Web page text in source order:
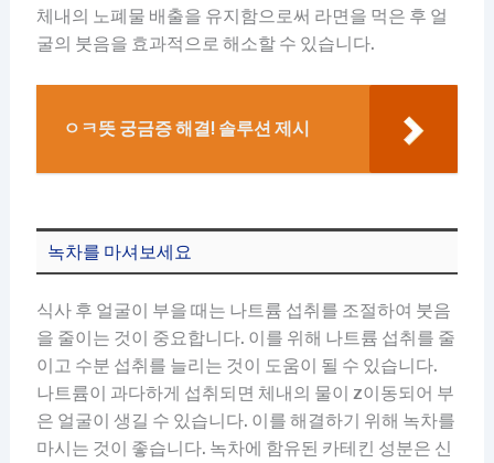
체내의 노폐물 배출을 유지함으로써 라면을 먹은 후 얼
굴의 붓음을 효과적으로 해소할 수 있습니다.
ㅇㅋ뜻 궁금증 해결! 솔루션 제시
녹차를 마셔보세요
식사 후 얼굴이 부을 때는 나트륨 섭취를 조절하여 붓음
을 줄이는 것이 중요합니다. 이를 위해 나트륨 섭취를 줄
이고 수분 섭취를 늘리는 것이 도움이 될 수 있습니다.
나트륨이 과다하게 섭취되면 체내의 물이 z이동되어 부
은 얼굴이 생길 수 있습니다. 이를 해결하기 위해 녹차를
마시는 것이 좋습니다. 녹차에 함유된 카테킨 성분은 신